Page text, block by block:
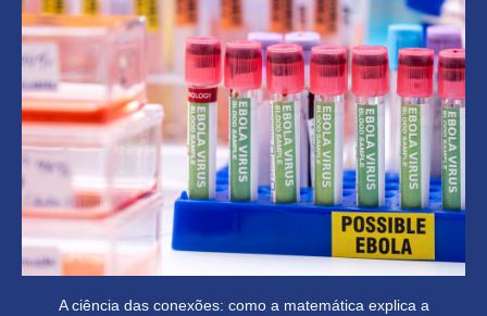
A ciência das conexões: como a matemática explica a